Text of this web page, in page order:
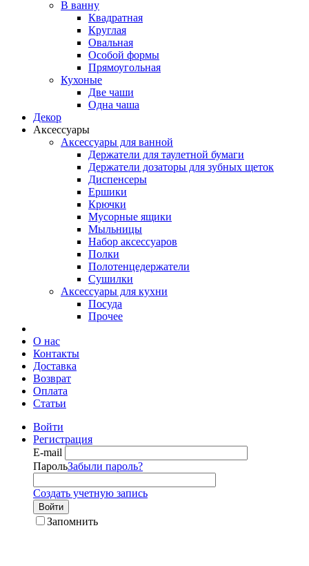
В ванну
Квадратная
Круглая
Овальная
Особой формы
Прямоугольная
Кухоные
Две чаши
Одна чаша
Декор
Аксессуары
Аксессуары для ванной
Держатели для таулетной бумаги
Держатели дозаторы для зубных щеток
Диспенсеры
Ершики
Крючки
Мусорные ящики
Мыльницы
Набор аксессуаров
Полки
Полотенцедержатели
Сушилки
Аксессуары для кухни
Посуда
Прочее
О нас
Контакты
Доставка
Возврат
Оплата
Статьи
Войти
Регистрация
E-mail
ПарольЗабыли пароль?
Создать учетную запись
Войти
Запомнить